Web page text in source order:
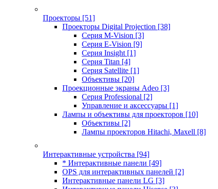
Проекторы [51]
Проекторы Digital Projection [38]
Серия M-Vision [3]
Серия E-Vision [9]
Серия Insight [1]
Серия Titan [4]
Серия Satellite [1]
Объективы [20]
Проекционные экраны Adeo [3]
Серия Professional [2]
Управление и аксессуары [1]
Лампы и объективы для проекторов [10]
Объективы [2]
Лампы проекторов Hitachi, Maxell [8]
Интерактивные устройства [94]
* Интерактивные панели [49]
OPS для интерактивных панелей [2]
Интерактивные панели LG [3]